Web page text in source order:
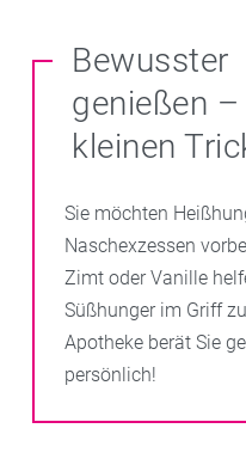
Bewusster
genießen
kleinen
Sie möchten
Naschexzessen
Zimt oder Vanille
Süßhunger im Griff
Apotheke berät Sie
persönlich!